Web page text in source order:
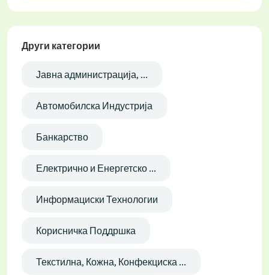
Други категории
Јавна администрација, ...
Автомобилска Индустрија
Банкарство
Електрично и Енергетско ...
Информациски Технологии
Корисничка Поддршка
Текстилна, Кожна, Конфекциска ...